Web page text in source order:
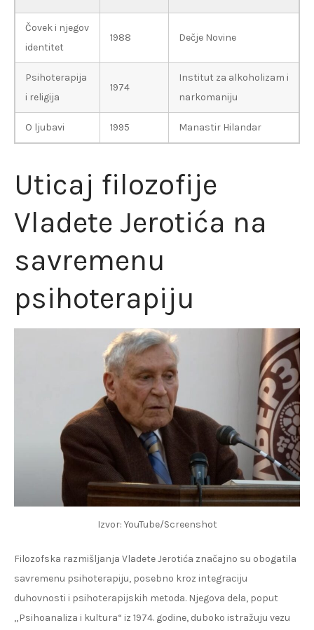
Čovek i njegov
identitet
1988 Dečje Novine
Psihoterapija
i religija
1974
Institut za alkoholizam i
narkomaniju
O ljubavi 1995 Manastir Hilandar
Uticaj filozofije
Vladete Jerotića na
savremenu
psihoterapiju
Izvor: YouTube/Screenshot
Filozofska razmišljanja Vladete Jerotića značajno su obogatila
savremenu psihoterapiju, posebno kroz integraciju
duhovnosti i psihoterapijskih metoda. Njegova dela, poput
„Psihoanaliza i kultura“ iz 1974. godine, duboko istražuju vezu